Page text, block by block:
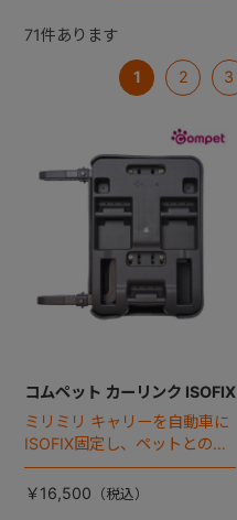
71件あります
1 2 3
コムペット カーリンク ISOFIX
ミリミリ キャリーを自動車に
ISOFIX固定し、ペットとの車
移動をカンタン・快適に！
￥16,500